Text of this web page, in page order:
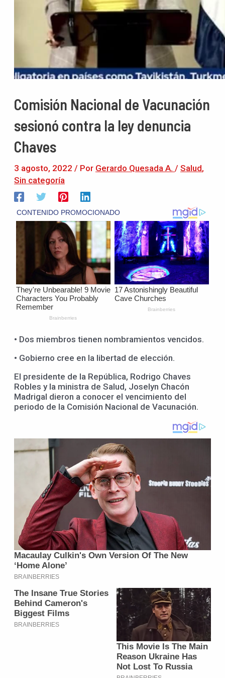
Comisión Nacional de Vacunación
sesionó contra la ley denuncia
Chaves
3 agosto, 2022 / Por Gerardo Quesada A. / Salud,
Sin categoría
• Dos miembros tienen nombramientos vencidos.
• Gobierno cree en la libertad de elección.
El presidente de la República, Rodrigo Chaves
Robles y la ministra de Salud, Joselyn Chacón
Madrigal dieron a conocer el vencimiento del
periodo de la Comisión Nacional de Vacunación.